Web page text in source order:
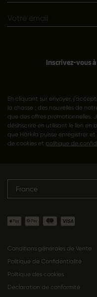
Inscrivez-vous
En cliquant sur envoyer,
la chasse ; des nouvelles de
que des offres promotionnelles.
désinscrire en utilisant le lien
que Härkila puisse enregistrer
de cookies et politique de
France
Conditions générales de Vente
Politique de Confidentialité
Politique des cookies
Déclaration de conformité